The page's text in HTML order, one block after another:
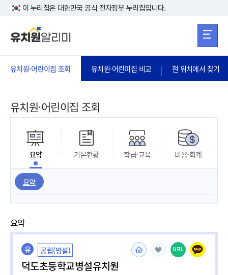
본문 바로가기
이 누리집은 대한민국 공식 전자정부 누리집입니다.
유치원·어린이집 조회 유치원·어린이집 비교 현 위치에서 찾기
유치원·어린이집 조회
요약 기본현황 학급·교육 비용·회계
요약
요약
유 공립(병설)
덕도초등학교병설유치원
URL